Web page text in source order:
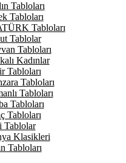
Tabloları
Tabloları
Tabloları
Tablolar
Tabloları
Kadınlar
Tabloları
Tabloları
Tabloları
Tabloları
Tabloları
Tablolar
Klasikleri
Tabloları